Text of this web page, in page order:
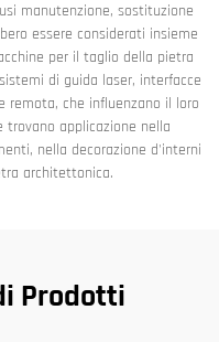
manutenzione, sostituzione
essere considerati insieme
per il taglio della pietra
di guida laser, interfacce
remota, che influenzano il loro
trovano applicazione nella
nella decorazione d'interni
architettonica.
Prodotti